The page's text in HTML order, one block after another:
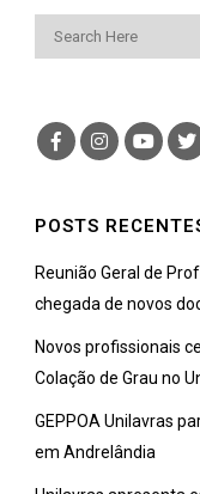
POSTS
Reunião Geral de
chegada de novos
Novos profissionais
Colação de Grau no
GEPPOA Unilavras
em Andrelândia